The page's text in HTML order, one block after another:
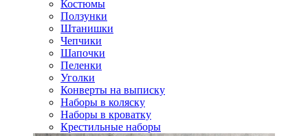
Костюмы
Ползунки
Штанишки
Чепчики
Шапочки
Пеленки
Уголки
Конверты на выписку
Наборы в коляску
Наборы в кроватку
Крестильные наборы